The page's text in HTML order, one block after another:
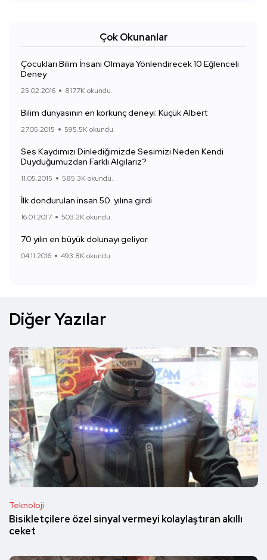
Çok Okunanlar
Çocukları Bilim İnsanı Olmaya Yönlendirecek 10 Eğlenceli
Deney
25.02.2016 817.7K okundu.
Bilim dünyasının en korkunç deneyi: Küçük Albert
27.05.2015 595.5K okundu.
Ses Kaydımızı Dinlediğimizde Sesimizi Neden Kendi
Duyduğumuzdan Farklı Algılarız?
11.05.2015 585.3K okundu.
İlk dondurulan insan 50. yılına girdi
16.01.2017 503.2K okundu.
70 yılın en büyük dolunayı geliyor
04.11.2016 493.8K okundu.
Diğer Yazılar
Teknoloji
Bisikletçilere özel sinyal vermeyi kolaylaştıran akıllı
ceket